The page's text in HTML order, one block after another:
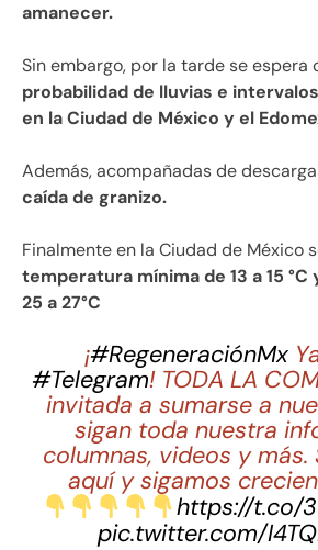
amanecer.
Sin embargo, por la tarde se espera
probabilidad de lluvias e
en la Ciudad de México y el
Además, acompañadas de
caída de granizo.
Finalmente en la Ciudad de México
temperatura mínima de 13 a 15 °C
25 a 27°C
¡#RegeneraciónMx
#Telegram! TODA LA
invitada a sumarse a
sigan toda nuestra
columnas, videos y más.
aquí y sigamos
https://t.co/
pic.twitter.com/